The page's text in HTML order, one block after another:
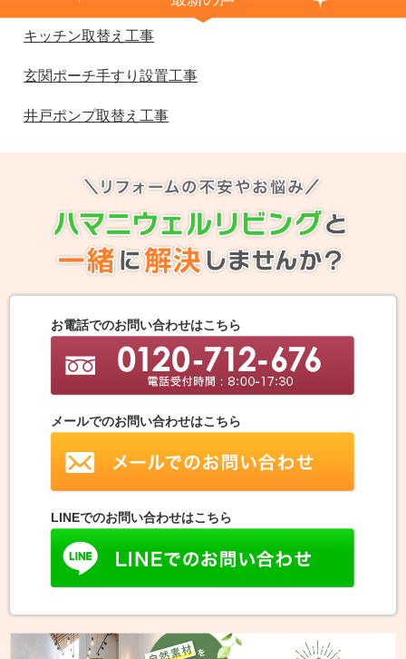
キッチン取替え工事
玄関ポーチ手すり設置工事
井戸ポンプ取替え工事
お電話でのお問い合わせはこちら
メールでのお問い合わせはこちら
LINEでのお問い合わせはこちら